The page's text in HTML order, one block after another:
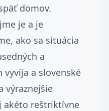
domov.
je a je
ako sa situácia
a
a slovenské
výraznejšie
akéto reštriktívne